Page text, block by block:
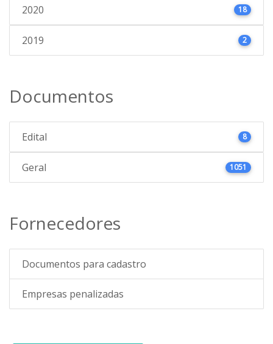
2020 18
2019 2
Documentos
Edital 8
Geral 1051
Fornecedores
Documentos para cadastro
Empresas penalizadas